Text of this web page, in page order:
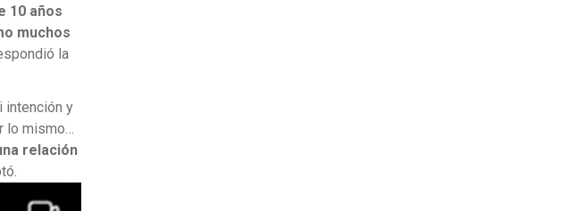
10 años
muchos
la
intención y
lo mismo…
relación